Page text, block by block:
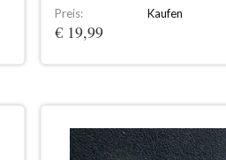
Preis:
€ 19,99
Kaufen